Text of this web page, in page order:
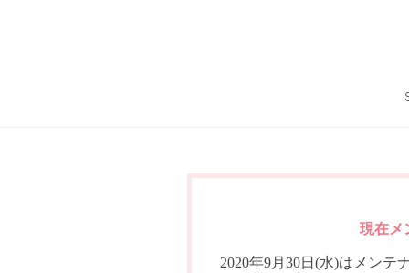
現在メ
2020年9月30日(水)はメンテ